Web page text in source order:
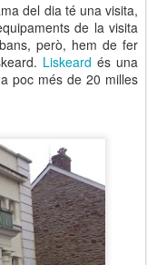
del dia té una visita,
de la visita
però, hem de fer
Liskeard és una
poc més de 20 milles